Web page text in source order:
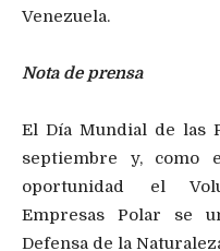
Venezuela.
Nota de prensa
El Día Mundial de las
septiembre y, como
oportunidad el
Empresas Polar se
Defensa de la